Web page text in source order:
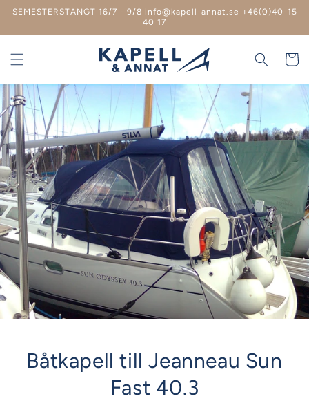
vidare
innehåll
SEMESTERSTÄNGT 16/7 - 9/8 info@kapell-annat.se +46(0)40-15
40 17
Båtkapell till Jeanneau Sun
Fast 40.3